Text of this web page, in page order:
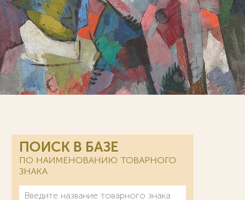
ПОИСК В БАЗЕ
ПО НАИМЕНОВАНИЮ ТОВАРНОГО
ЗНАКА